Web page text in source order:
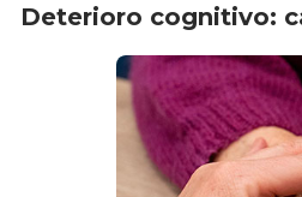
Deterioro cognitivo: